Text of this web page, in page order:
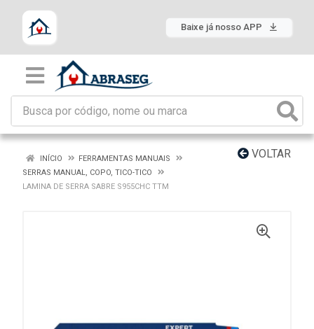
Baixe já nosso APP
VOLTAR
INÍCIO
FERRAMENTAS MANUAIS
SERRAS MANUAL, COPO, TICO-TICO
LAMINA DE SERRA SABRE S955CHC TTM